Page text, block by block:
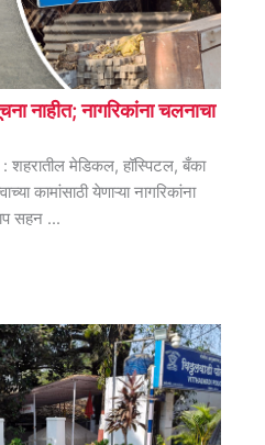
नाहीत; नागरिकांना चलनाचा
शहरातील मेडिकल, हॉस्पिटल, बँका
कामांसाठी येणाऱ्या नागरिकांना
सहन ...